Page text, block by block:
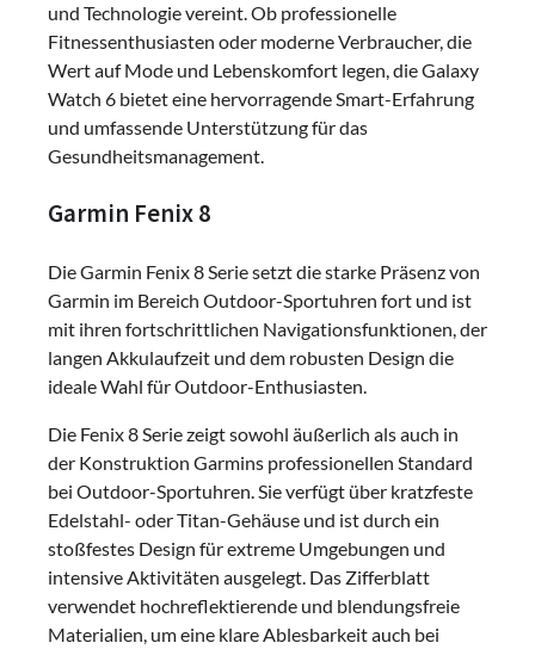
und Technologie vereint. Ob professionelle
Fitnessenthusiasten oder moderne Verbraucher, die
Wert auf Mode und Lebenskomfort legen, die Galaxy
Watch 6 bietet eine hervorragende Smart-Erfahrung
und umfassende Unterstützung für das
Gesundheitsmanagement.
Garmin Fenix 8
Die Garmin Fenix 8 Serie setzt die starke Präsenz von
Garmin im Bereich Outdoor-Sportuhren fort und ist
mit ihren fortschrittlichen Navigationsfunktionen, der
langen Akkulaufzeit und dem robusten Design die
ideale Wahl für Outdoor-Enthusiasten.
Die Fenix 8 Serie zeigt sowohl äußerlich als auch in
der Konstruktion Garmins professionellen Standard
bei Outdoor-Sportuhren. Sie verfügt über kratzfeste
Edelstahl- oder Titan-Gehäuse und ist durch ein
stoßfestes Design für extreme Umgebungen und
intensive Aktivitäten ausgelegt. Das Zifferblatt
verwendet hochreflektierende und blendungsfreie
Materialien, um eine klare Ablesbarkeit auch bei